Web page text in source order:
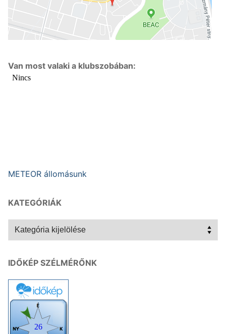
Van most valaki a klubszobában:
METEOR állomásunk
KATEGÓRIÁK
Kategóriák
IDŐKÉP SZÉLMÉRŐNK